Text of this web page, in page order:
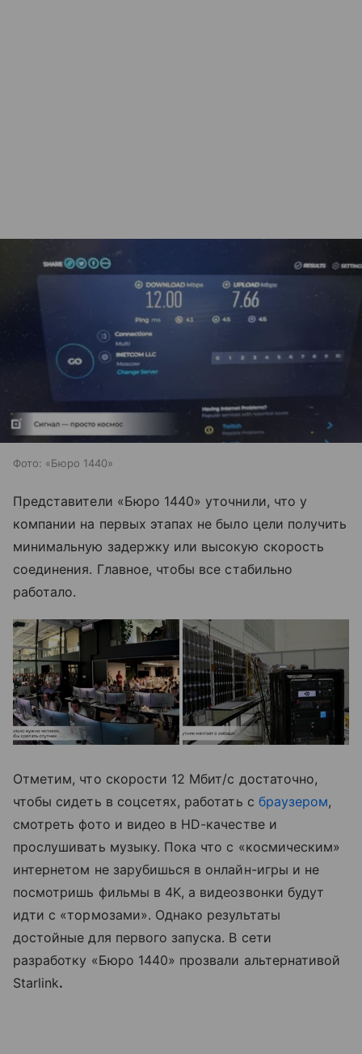
Фото: «Бюро 1440»
Представители «Бюро 1440» уточнили, что у
компании на первых этапах не было цели получить
минимальную задержку или высокую скорость
соединения. Главное, чтобы все стабильно
работало.
Отметим, что скорости 12 Мбит/с достаточно,
чтобы сидеть в соцсетях, работать с браузером,
смотреть фото и видео в HD-качестве и
прослушивать музыку. Пока что с «космическим»
интернетом не зарубишься в онлайн-игры и не
посмотришь фильмы в 4K, а видеозвонки будут
идти с «тормозами». Однако результаты
достойные для первого запуска. В сети
разработку «Бюро 1440» прозвали альтернативой
Starlink.